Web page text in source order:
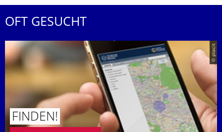
OFT GESUCHT
© placit
FINDEN!